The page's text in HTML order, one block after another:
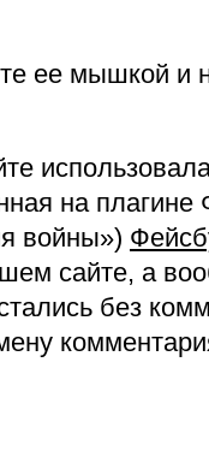
ее мышкой и
на
войны»)
сайте, а
без